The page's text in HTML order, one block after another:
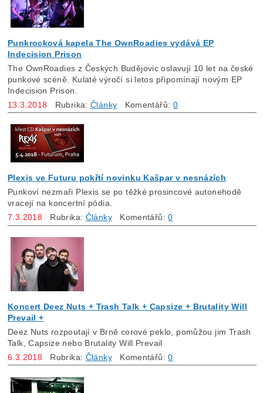
Punkrocková kapela The OwnRoadies vydává EP
Indecision Prison
The OwnRoadies z Českých Budějovic oslavují 10 let na české
punkové scéně. Kulaté výročí si letos připomínají novým EP
Indecision Prison.
13.3.2018 Rubrika:Články Komentářů: 0
Plexis ve Futuru pokřtí novinku Kašpar v nesnázích
Punkoví nezmaři Plexis se po těžké prosincové autonehodě
vracejí na koncertní pódia.
7.3.2018 Rubrika: Články Komentářů:0
Koncert Deez Nuts + Trash Talk + Capsize + Brutality Will
Prevail +
Deez Nuts rozpoutají v Brně corové peklo, pomůžou jim Trash
Talk, Capsize nebo Brutality Will Prevail
6.3.2018 Rubrika: Články Komentářů:0